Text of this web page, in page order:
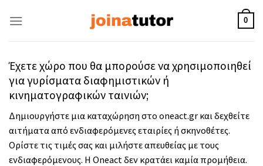
0
Έχετε χώρο που θα μπορούσε να χρησιμοποιηθεί
για γυρίσματα διαφημιστικών ή
κινηματογραφικών ταινιών;
Δημιουργήστε μια καταχώρηση στο oneact.gr και δεχθείτε
αιτήματα από ενδιαφερόμενες εταιρίες ή σκηνοθέτες.
Ορίστε τις τιμές σας και μιλήστε απευθείας με τους
ενδιαφερόμενους. H Oneact δεν κρατάει καμία προμήθεια.